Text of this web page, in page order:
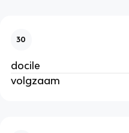
30
docile
volgzaam